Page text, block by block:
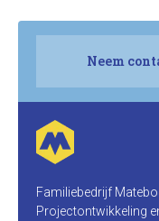
Neem
Familiebedrijf
Projectontwikkeling